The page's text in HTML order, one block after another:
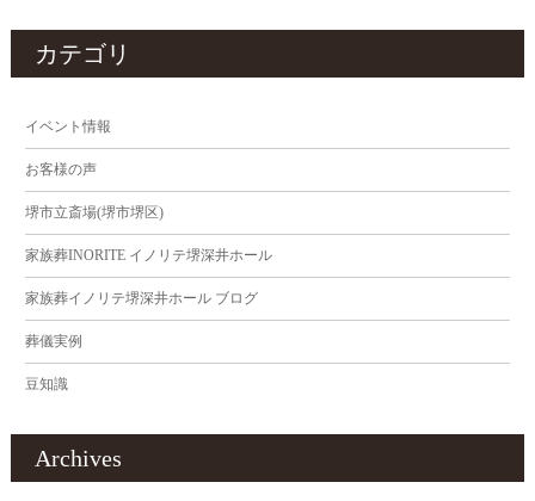
カテゴリ
イベント情報
お客様の声
堺市立斎場(堺市堺区)
家族葬INORITE イノリテ堺深井ホール
家族葬イノリテ堺深井ホール ブログ
葬儀実例
豆知識
Archives